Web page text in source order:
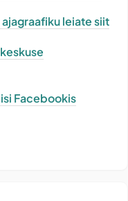
leiate siit
Facebookis